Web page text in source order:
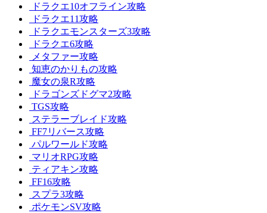
ドラクエ10オフライン攻略
ドラクエ11攻略
ドラクエモンスターズ3攻略
ドラクエ6攻略
メタファー攻略
知恵のかりもの攻略
魔女の泉R攻略
ドラゴンズドグマ2攻略
TGS攻略
ステラーブレイド攻略
FF7リバース攻略
パルワールド攻略
マリオRPG攻略
ティアキン攻略
FF16攻略
スプラ3攻略
ポケモンSV攻略